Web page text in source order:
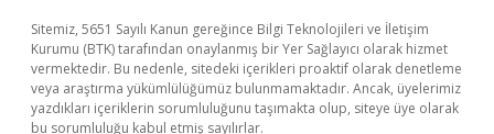
Sitemiz, 5651 Sayılı Kanun gereğince Bilgi Teknolojileri ve İletişim
Kurumu (BTK) tarafından onaylanmış bir Yer Sağlayıcı olarak hizmet
vermektedir. Bu nedenle, sitedeki içerikleri proaktif olarak denetleme
veya araştırma yükümlülüğümüz bulunmamaktadır. Ancak, üyelerimiz
yazdıkları içeriklerin sorumluluğunu taşımakta olup, siteye üye olarak
bu sorumluluğu kabul etmiş sayılırlar.